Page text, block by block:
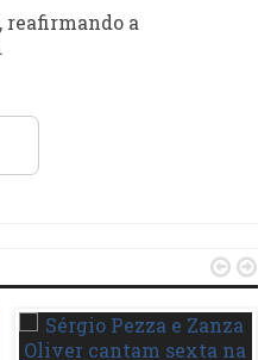
reafirmando a
 